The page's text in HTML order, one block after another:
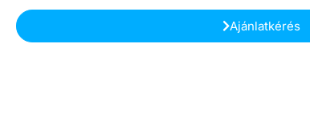
Ajánlatkérés